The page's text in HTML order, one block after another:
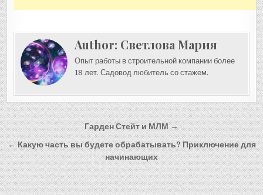
Author: Светлова Мария
Опыт работы в строительной компании более
18 лет. Садовод любитель со стажем.
Навигация
по
записям
Гарден Стейт и МЛМ →
← Какую часть вы будете обрабатывать? Приключение для
начинающих